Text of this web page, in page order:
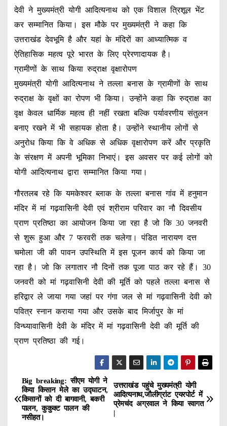
देवी ने मुख्यमंत्री योगी आदित्यनाथ को एक विशाल त्रिशूल भेंट
कर सम्मानित किया। इस मौके पर मुख्यमंत्री ने कहा कि
उत्तराखंड देवभूमि है और यहां के मंदिरों का आध्यात्मिक व
ऐतिहासिक महत्व पूरे भारत के लिए प्रेरणादायक है।
ग्रामीणों के साथ किया रुद्राक्ष वृक्षारोपण
मुख्यमंत्री योगी आदित्यनाथ ने तल्ला बनास के ग्रामीणों के साथ
रुद्राक्ष के वृक्षों का रोपण भी किया। उन्होंने कहा कि रुद्राक्ष का
वृक्ष केवल धार्मिक महत्व ही नहीं रखता बल्कि पर्यावरणीय संतुलन
बनाए रखने में भी सहायक होता है। उन्होंने स्थानीय लोगों से
अनुरोध किया कि वे अधिक से अधिक वृक्षारोपण करें और प्रकृति
के संरक्षण में अपनी भूमिका निभाएं। इस अवसर पर कई लोगों को
योगी आदित्यनाथ द्वारा सम्मानित किया गया।
गौरतलब रहे कि यमकेश्वर ब्लाक के तल्ला बनास गांव में हनुमान
मंदिर में मां गढ़वासिनी देवी एवं श्रीराम परिवार का नौ दिवसीय
प्राण प्रतिष्ठा का आयोजन किया जा रहा है जो कि 30 जनवरी
से शुरू हुआ और 7 फरवरी तक चलेगा। पंडित नारायण दत्त
चमोला जी की पावन उपस्थिति में इस पूजन कार्य को किया जा
रहा है। जो कि लगातार नौ दिनों तक पूजा पाठ कर रहे हैं। 30
जनवरी को मां गढ़वासिनी देवी की मूर्ति को पहले तल्ला बनास से
हरिद्वार ले जाया गया जहां पर गंगा जल से मां गढ़वासिनी देवी को
पवित्र स्नान कराया गया और उसके बाद मिर्जापुर के मां
विन्ध्यावासिनी देवी के मंदिर में मां गढ़वासिनी देवी की मूर्ति की
प्राण प्रतिष्ठा की गई।
P
o
उत्तराखंड पहुंचे मुख्यमंत्री योगी
आदित्यनाथ,जौलीग्रांट एयरपोर्ट में
प्रेमचंद अग्रवाल ने किया स्वागत
|
Big breaking: सीएम योगी ने
किया किसान मेले का उद्घाटन,
किसानों को दी बागवानी, बकरी
पालन, कुकुक्ट पालन की
नसीहत।